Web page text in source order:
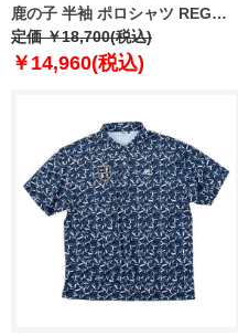
鹿の子 半袖 ポロシャツ REG
TIPPED POLO SS USA直輸入
dm0dm20745
定価 ￥18,700(税込)
￥14,960(税込)